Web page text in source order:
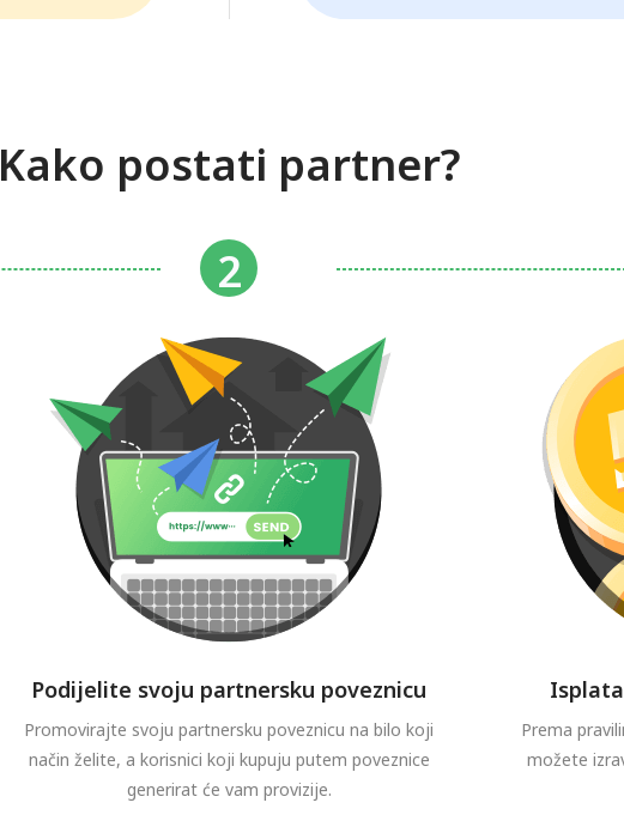
Kako postati partner?
Podijelite svoju partnersku poveznicu
Promovirajte svoju partnersku poveznicu na bilo koji
način želite, a korisnici koji kupuju putem poveznice
generirat će vam provizije.
Prema
možete